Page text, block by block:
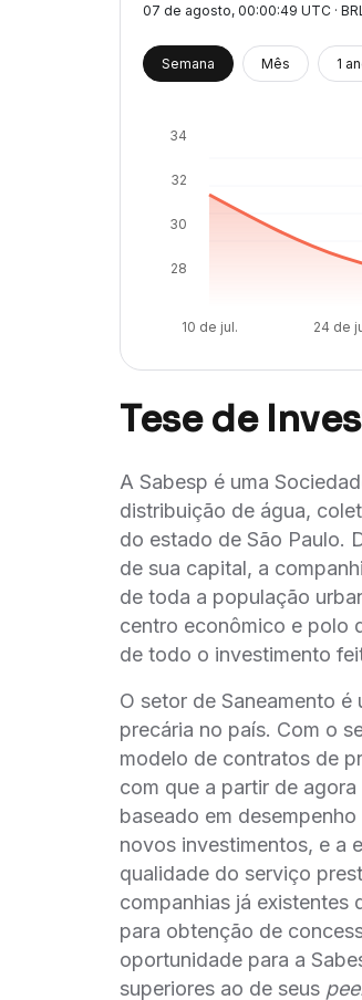
07 de agosto, 00:00:49 UTC ·
Semana Mês 1
10 de jul. 24 de
28
30
32
34
Tese de
A Sabesp é uma
distribuição de água,
do estado de São Paulo.
de sua capital, a
de toda a população
centro econômico e polo
de todo o investimento
O setor de Saneamento
precária no país. Com o
modelo de contratos de
com que a partir de
baseado em
novos investimentos, e a
qualidade do serviço
companhias já existentes
para obtenção de
oportunidade para a
superiores ao de seus